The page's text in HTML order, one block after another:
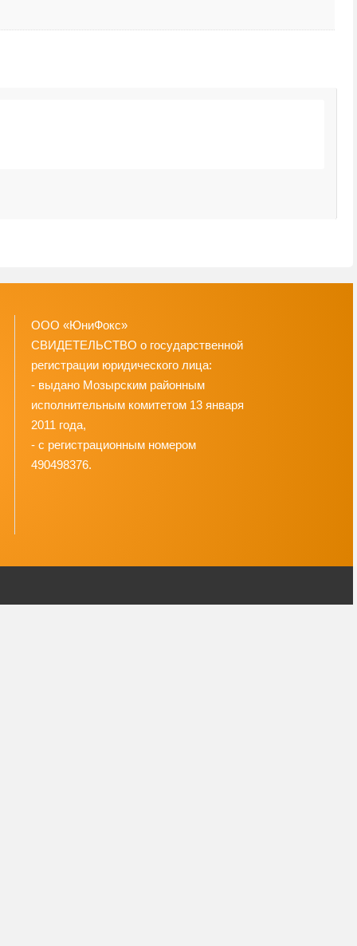
ООО «ЮниФокс»
СВИДЕТЕЛЬСТВО о государственной
регистрации юридического лица:
- выдано Мозырским районным
исполнительным комитетом 13 января
2011 года,
- с регистрационным номером
490498376.